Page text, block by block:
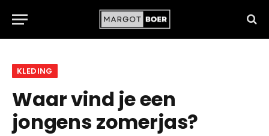
KLEDING
Waar vind je een
jongens zomerjas?